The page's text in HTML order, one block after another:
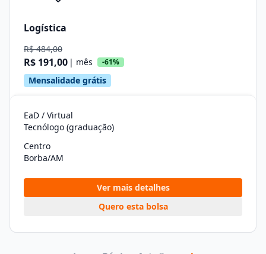
Logística
R$ 484,00
R$ 191,00 | mês -61%
Mensalidade grátis
EaD / Virtual
Tecnólogo (graduação)
Centro
Borba/AM
Ver mais detalhes
Quero esta bolsa